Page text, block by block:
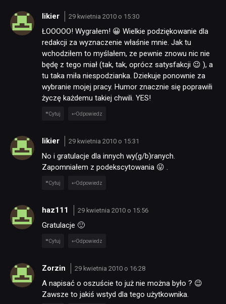
likier 29 kwietnia 2010 o 15:30
ŁOOOOO! Wygrałem! 😀 Wielkie podziękowanie dla
redakcji za wyznaczenie właśnie mnie. Jak tu
wchodziłem to myślałem, ze pewnie znowu nic nie
będę z tego miał (tak, tak, oprócz satysfakcji 😉 ), a
tu taka miła niespodzianka. Dziekuje ponownie za
wybranie mojej pracy. Humor znacznie się poprawiłi
życzę każdemu takiej chwili. YES!
Cytuj Odpowiedz
likier 29 kwietnia 2010 o 15:31
No i gratulacje dla innych wy(g/b)ranych.
Zapomniałem z podekscytowania 😛 .
Cytuj Odpowiedz
haz111 29 kwietnia 2010 o 15:56
Gratulacje 🙂
Cytuj Odpowiedz
Zorzin 29 kwietnia 2010 o 16:28
A napisać o oszuście to już nie można było ? 😉
Zawsze to jakiś wstyd dla tego użytkownika.